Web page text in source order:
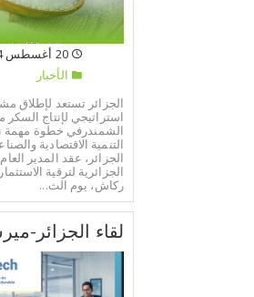
20 أغسطس 2024
الأخبار
الجزائر تستعد لإطلاق
استراتيجي لإنتاج السكر
الشمندرفي خطوة مهمة
التنمية الاقتصادية
الجزائر، عقد المدير العام
الجزائرية لترقية
ركاش، يوم الث...
لقاء الجزائر-